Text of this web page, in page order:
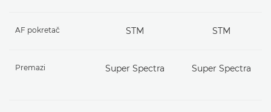
AF pokretač STM STM
Premazi Super Spectra Super Spectra